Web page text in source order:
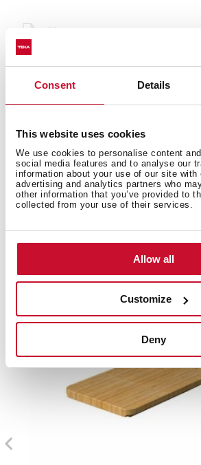
Consent Details
This website uses cookies
We use cookies to personalise content
social media features and to analyse our
information about your use of our site with
advertising and analytics partners who
other information that you’ve provided to
collected from your use of their services.
Allow all
Customize
Deny
Карта товара
Изображения в высоком
Аксессуары
Подходящие аксессуары, не